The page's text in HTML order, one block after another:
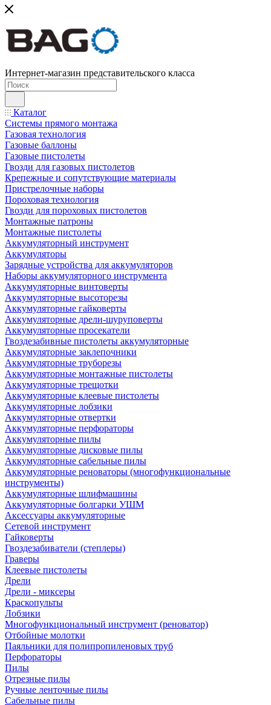
Интернет-магазин представительского класса
Каталог
Системы прямого монтажа
Газовая технология
Газовые баллоны
Газовые пистолеты
Гвозди для газовых пистолетов
Крепежные и сопутствующие материалы
Пристрелочные наборы
Пороховая технология
Гвозди для пороховых пистолетов
Монтажные патроны
Монтажные пистолеты
Аккумуляторный инструмент
Аккумуляторы
Зарядные устройства для аккумуляторов
Наборы аккумуляторного инструмента
Аккумуляторные винтоверты
Аккумуляторные высоторезы
Аккумуляторные гайковерты
Аккумуляторные дрели-шуруповерты
Аккумуляторные просекатели
Гвоздезабивные пистолеты аккумуляторные
Аккумуляторные заклепочники
Аккумуляторные труборезы
Аккумуляторные монтажные пистолеты
Аккумуляторные трещотки
Аккумуляторные клеевые пистолеты
Аккумуляторные лобзики
Аккумуляторные отвертки
Аккумуляторные перфораторы
Аккумуляторные пилы
Аккумуляторные дисковые пилы
Аккумуляторные сабельные пилы
Аккумуляторные реноваторы (многофункциональные
инструменты)
Аккумуляторные шлифмашины
Аккумуляторные болгарки УШМ
Аксессуары аккумуляторные
Сетевой инструмент
Гайковерты
Гвоздезабиватели (степлеры)
Граверы
Клеевые пистолеты
Дрели
Дрели - миксеры
Краскопульты
Лобзики
Многофункциональный инструмент (реноватор)
Отбойные молотки
Паяльники для полипропиленовых труб
Перфораторы
Пилы
Отрезные пилы
Ручные ленточные пилы
Сабельные пилы